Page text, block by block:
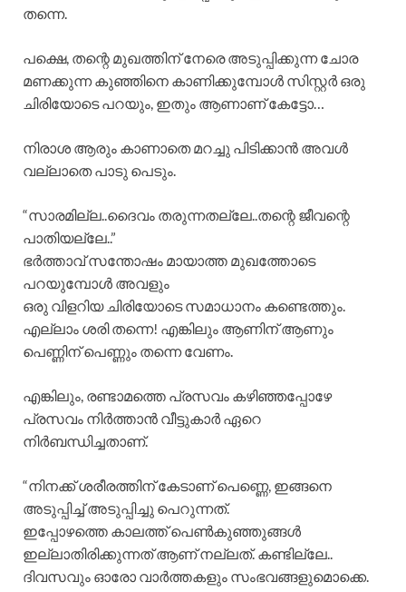
തന്നെ.
പക്ഷെ, തന്റെ മുഖത്തിന്‌ നേരെ അടുപ്പിക്കുന്ന ചോര
മണക്കുന്ന കുഞ്ഞിനെ കാണിക്കുമ്പോൾ സിസ്റ്റർ ഒരു
ചിരിയോടെ പറയും, ഇതും ആണാണ് കേട്ടോ…
നിരാശ ആരും കാണാതെ മറച്ചു പിടിക്കാൻ അവൾ
വല്ലാതെ പാടു പെടും.
“സാരമില്ല..ദൈവം തരുന്നതല്ലേ..തന്റെ ജീവന്റെ
പാതിയല്ലേ..”
ഭർത്താവ് സന്തോഷം മായാത്ത മുഖത്തോടെ
പറയുമ്പോൾ അവളും
ഒരു വിളറിയ ചിരിയോടെ സമാധാനം കണ്ടെത്തും.
എല്ലാം ശരി തന്നെ! എങ്കിലും ആണിന് ആണും
പെണ്ണിന് പെണ്ണും തന്നെ വേണം.
എങ്കിലും, രണ്ടാമത്തെ പ്രസവം കഴിഞ്ഞപ്പോഴേ
പ്രസവം നിർത്താൻ വീട്ടുകാർ ഏറെ
നിർബന്ധിച്ചതാണ്.
“നിനക്ക് ശരീരത്തിന് കേടാണ് പെണ്ണെ, ഇങ്ങനെ
അടുപ്പിച്ച് അടുപ്പിച്ചു പെറുന്നത്.
ഇപ്പോഴത്തെ കാലത്ത് പെൺകുഞ്ഞുങ്ങൾ
ഇല്ലാതിരിക്കുന്നത് ആണ് നല്ലത്. കണ്ടില്ലേ..
ദിവസവും ഓരോ വാർത്തകളും സംഭവങ്ങളുമൊക്കെ.